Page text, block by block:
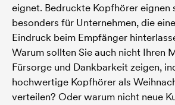
eignet. Bedruckte Kopfhörer eignen
besonders für Unternehmen, die
Eindruck beim Empfänger
Warum sollten Sie auch nicht Ihren
Fürsorge und Dankbarkeit zeigen,
hochwertige Kopfhörer als
verteilen? Oder warum nicht neue